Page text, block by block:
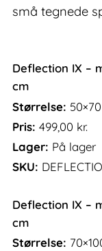
små tegnede
Deflection IX –
cm
Størrelse:
Pris: 499,00 kr.
Lager: På lager
SKU:
Deflection IX –
cm
Størrelse: